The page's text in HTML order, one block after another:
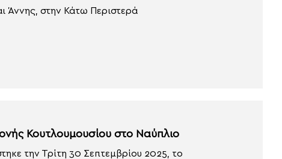
Άννης, στην Κάτω Περιστερά
Κουτλουμουσίου στο Ναύπλιο
την Τρίτη 30 Σεπτεμβρίου 2025, το